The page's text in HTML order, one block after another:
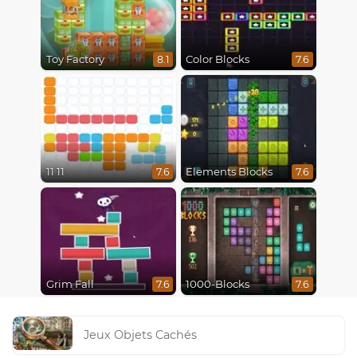
Toy Factory 8.1 Color Blocks 7.6
11 11 7.6 Elements Blocks 7.6
Grim Fall 7.6 1000-Blocks 7.6
Jeux Objets Cachés